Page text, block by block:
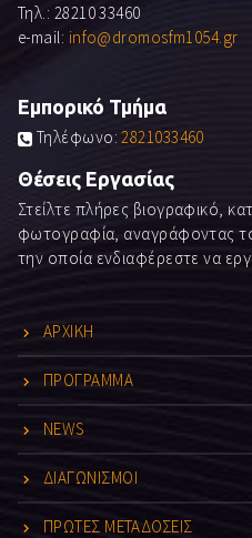
Τηλ.: 28210 33460
e-mail: info@dromosfm1054.gr
Εμπορικό Τμήμα
Τηλέφωνο:2821033460
Θέσεις Εργασίας
Στείλτε πλήρες βιογραφικό,
φωτογραφία, αναγράφοντας
την οποία ενδιαφέρεστε να
ΑΡΧΙΚΗ
ΠΡΟΓΡΑΜΜΑ
NEWS
ΔΙΑΓΩΝΙΣΜΟΙ
ΠΡΩΤΕΣ ΜΕΤΑΔΟΣΕΙΣ